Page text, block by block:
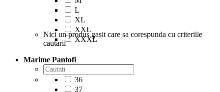
L
XL
XXL
XXXL
Nici un produs gasit care sa corespunda cu criteriile
cautarii
Marime Pantofi
36
37